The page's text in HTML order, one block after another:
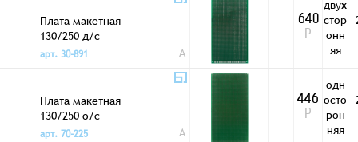
Плата макетная
130/250 д/с
арт. 30-891
A
640
Р
двух
стор
онн
яя
Плата макетная
130/250 о/с
арт. 70-225
A
446
Р
одн
осто
рон
няя